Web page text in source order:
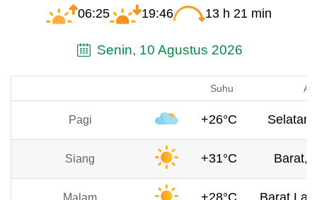
06:25 19:46 13 h 21 min
Senin, 10 Agustus 2026
Suhu
Pagi +26°C
Siang +31°C Barat,